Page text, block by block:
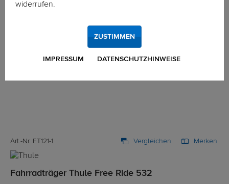
Art.-Nr. FT121-1 Vergleichen Merken
Fahrradträger Thule Free Ride 532
widerrufen.
IMPRESSUM DATENSCHUTZHINWEISE
ZUSTIMMEN